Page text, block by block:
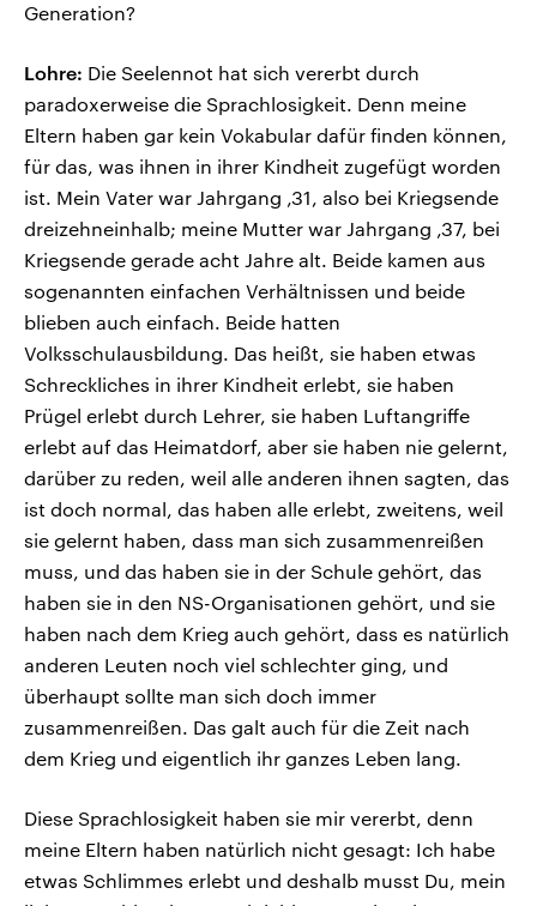
Generation?
Lohre: Die Seelennot hat sich vererbt durch
paradoxerweise die Sprachlosigkeit. Denn meine
Eltern haben gar kein Vokabular dafür finden können,
für das, was ihnen in ihrer Kindheit zugefügt worden
ist. Mein Vater war Jahrgang ‚31, also bei Kriegsende
dreizehneinhalb; meine Mutter war Jahrgang ‚37, bei
Kriegsende gerade acht Jahre alt. Beide kamen aus
sogenannten einfachen Verhältnissen und beide
blieben auch einfach. Beide hatten
Volksschulausbildung. Das heißt, sie haben etwas
Schreckliches in ihrer Kindheit erlebt, sie haben
Prügel erlebt durch Lehrer, sie haben Luftangriffe
erlebt auf das Heimatdorf, aber sie haben nie gelernt,
darüber zu reden, weil alle anderen ihnen sagten, das
ist doch normal, das haben alle erlebt, zweitens, weil
sie gelernt haben, dass man sich zusammenreißen
muss, und das haben sie in der Schule gehört, das
haben sie in den NS-Organisationen gehört, und sie
haben nach dem Krieg auch gehört, dass es natürlich
anderen Leuten noch viel schlechter ging, und
überhaupt sollte man sich doch immer
zusammenreißen. Das galt auch für die Zeit nach
dem Krieg und eigentlich ihr ganzes Leben lang.
Diese Sprachlosigkeit haben sie mir vererbt, denn
meine Eltern haben natürlich nicht gesagt: Ich habe
etwas Schlimmes erlebt und deshalb musst Du, mein